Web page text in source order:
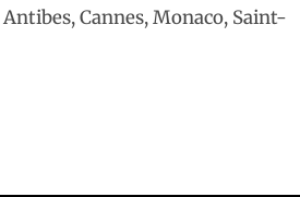
Cannes, Monaco, Saint-